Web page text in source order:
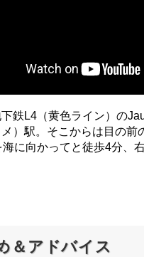
鉄L4（黄色ライン）の
）駅。そこからは目の前
海に向かってと徒歩4分、
＆アドバイス